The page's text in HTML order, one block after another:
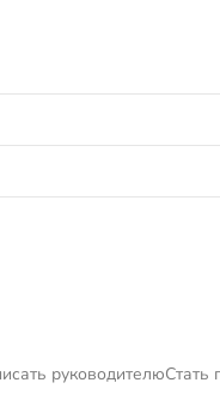
руководителюСтать